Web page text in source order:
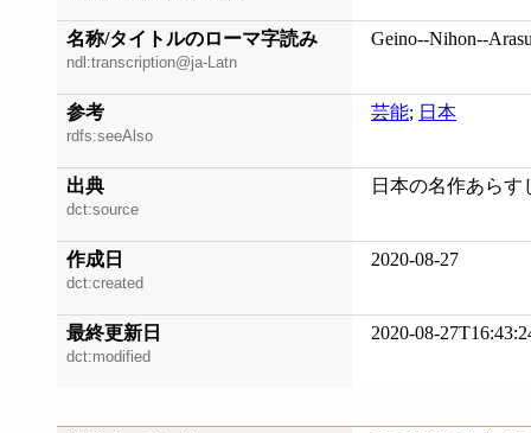
名称/タイトルのローマ字読み
ndl:transcription@ja-Latn
Geino--Nihon--
参考
rdfs:seeAlso
芸能; 日本
出典
dct:source
日本の名作あらす
作成日
dct:created
2020-08-27
最終更新日
dct:modified
2020-08-